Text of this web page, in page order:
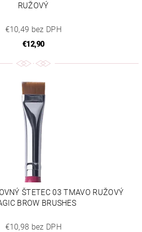
RUŽOVÝ
€10,49 bez DPH
€12,90
ŠTETEC 03 TMAVO RUŽOVÝ
BROW BRUSHES
€10,98 bez DPH